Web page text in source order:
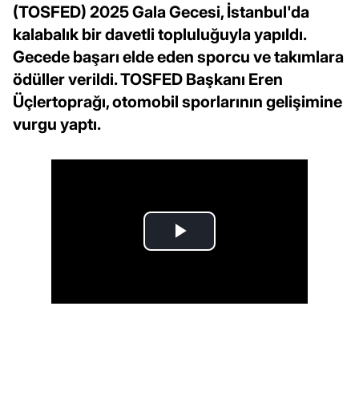
(TOSFED) 2025 Gala Gecesi, İstanbul'da
kalabalık bir davetli topluluğuyla yapıldı.
Gecede başarı elde eden sporcu ve takımlara
ödüller verildi. TOSFED Başkanı Eren
Üçlertoprağı, otomobil sporlarının gelişimine
vurgu yaptı.